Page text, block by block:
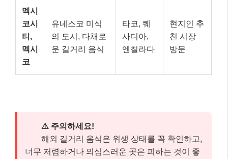
멕시
코시
티,
멕시
코
유네스코 미식
의 도시, 다채로
운 길거리 음식
타코, 퀘
사디아,
엔칠라다
현지인 추
천 시장
방문
⚠️ 주의하세요!
해외 길거리 음식은 위생 상태를 꼭 확인하고,
너무 저렴하거나 의심스러운 곳은 피하는 것이 좋